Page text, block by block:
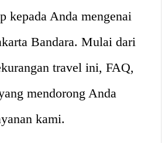
kepada Anda mengenai
Bandara. Mulai dari
travel ini, FAQ,
mendorong Anda
kami.